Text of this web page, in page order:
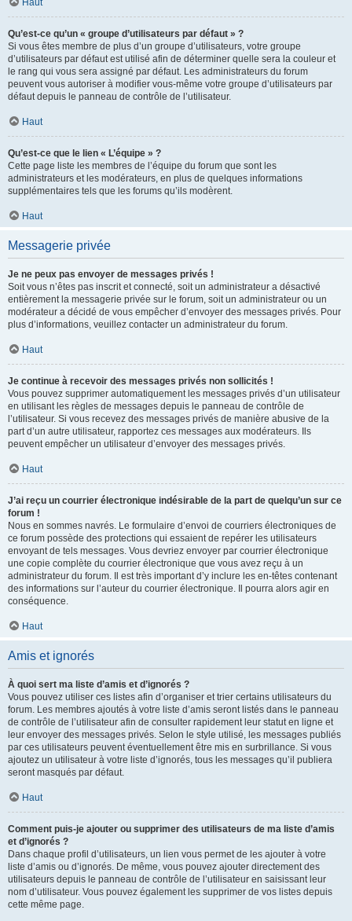
Haut
Qu’est-ce qu’un « groupe d’utilisateurs par défaut » ?
Si vous êtes membre de plus d’un groupe d’utilisateurs, votre groupe
d’utilisateurs par défaut est utilisé afin de déterminer quelle sera la couleur et
le rang qui vous sera assigné par défaut. Les administrateurs du forum
peuvent vous autoriser à modifier vous-même votre groupe d’utilisateurs par
défaut depuis le panneau de contrôle de l’utilisateur.
Haut
Qu’est-ce que le lien « L’équipe » ?
Cette page liste les membres de l’équipe du forum que sont les
administrateurs et les modérateurs, en plus de quelques informations
supplémentaires tels que les forums qu’ils modèrent.
Haut
Messagerie privée
Je ne peux pas envoyer de messages privés !
Soit vous n’êtes pas inscrit et connecté, soit un administrateur a désactivé
entièrement la messagerie privée sur le forum, soit un administrateur ou un
modérateur a décidé de vous empêcher d’envoyer des messages privés. Pour
plus d’informations, veuillez contacter un administrateur du forum.
Haut
Je continue à recevoir des messages privés non sollicités !
Vous pouvez supprimer automatiquement les messages privés d’un utilisateur
en utilisant les règles de messages depuis le panneau de contrôle de
l’utilisateur. Si vous recevez des messages privés de manière abusive de la
part d’un autre utilisateur, rapportez ces messages aux modérateurs. Ils
peuvent empêcher un utilisateur d’envoyer des messages privés.
Haut
J’ai reçu un courrier électronique indésirable de la part de quelqu’un sur ce
forum !
Nous en sommes navrés. Le formulaire d’envoi de courriers électroniques de
ce forum possède des protections qui essaient de repérer les utilisateurs
envoyant de tels messages. Vous devriez envoyer par courrier électronique
une copie complète du courrier électronique que vous avez reçu à un
administrateur du forum. Il est très important d’y inclure les en-têtes contenant
des informations sur l’auteur du courrier électronique. Il pourra alors agir en
conséquence.
Haut
Amis et ignorés
À quoi sert ma liste d’amis et d’ignorés ?
Vous pouvez utiliser ces listes afin d’organiser et trier certains utilisateurs du
forum. Les membres ajoutés à votre liste d’amis seront listés dans le panneau
de contrôle de l’utilisateur afin de consulter rapidement leur statut en ligne et
leur envoyer des messages privés. Selon le style utilisé, les messages publiés
par ces utilisateurs peuvent éventuellement être mis en surbrillance. Si vous
ajoutez un utilisateur à votre liste d’ignorés, tous les messages qu’il publiera
seront masqués par défaut.
Haut
Comment puis-je ajouter ou supprimer des utilisateurs de ma liste d’amis
et d’ignorés ?
Dans chaque profil d’utilisateurs, un lien vous permet de les ajouter à votre
liste d’amis ou d’ignorés. De même, vous pouvez ajouter directement des
utilisateurs depuis le panneau de contrôle de l’utilisateur en saisissant leur
nom d’utilisateur. Vous pouvez également les supprimer de vos listes depuis
cette même page.